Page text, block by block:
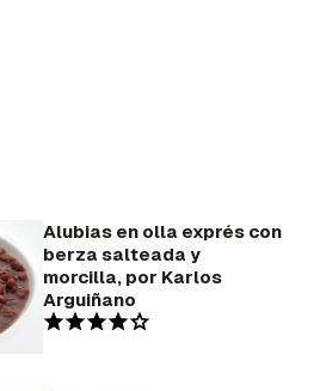
Alubias en olla exprés con
berza salteada y
morcilla, por Karlos
Arguiñano